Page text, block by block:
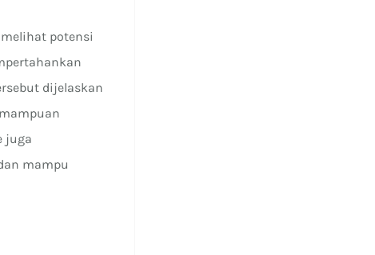
potensi
dijelaskan
juga
mampu